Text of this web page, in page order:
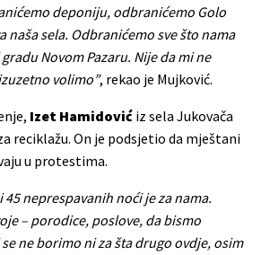
deponiju, odbranićemo Golo
naša sela. Odbranićemo sve što nama
Novom Pazaru. Nije da mi ne
volimo”, rekao je Mujković.
Izet Hamidović iz sela Jukovača
reciklažu. On je podsjetio da mještani
u protestima.
45 neprespavanih noći je za nama.
– porodice, poslove, da bismo
ne borimo ni za šta drugo ovdje, osim